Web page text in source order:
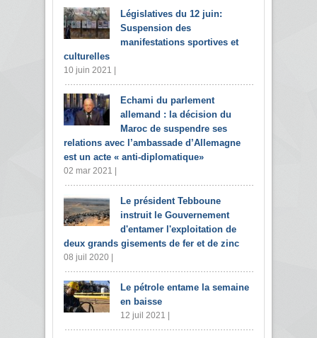
Législatives du 12 juin:
Suspension des
manifestations sportives et
culturelles
10 juin 2021 |
Echami du parlement
allemand : la décision du
Maroc de suspendre ses
relations avec l’ambassade d’Allemagne
est un acte « anti-diplomatique»
02 mar 2021 |
Le président Tebboune
instruit le Gouvernement
d'entamer l'exploitation de
deux grands gisements de fer et de zinc
08 juil 2020 |
Le pétrole entame la semaine
en baisse
12 juil 2021 |